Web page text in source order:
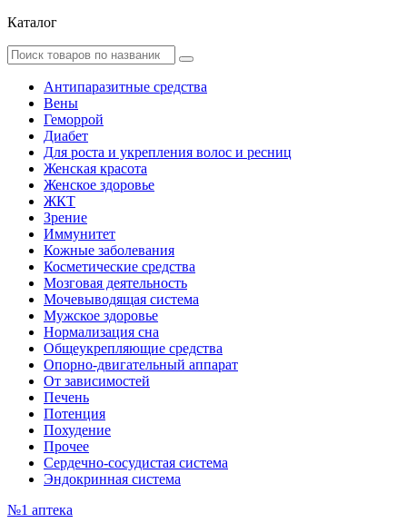
Каталог
Антипаразитные средства
Вены
Геморрой
Диабет
Для роста и укрепления волос и ресниц
Женская красота
Женское здоровье
ЖКТ
Зрение
Иммунитет
Кожные заболевания
Косметические средства
Мозговая деятельность
Мочевыводящая система
Мужское здоровье
Нормализация сна
Общеукрепляющие средства
Опорно-двигательный аппарат
От зависимостей
Печень
Потенция
Похудение
Прочее
Сердечно-сосудистая система
Эндокринная система
№1 аптека